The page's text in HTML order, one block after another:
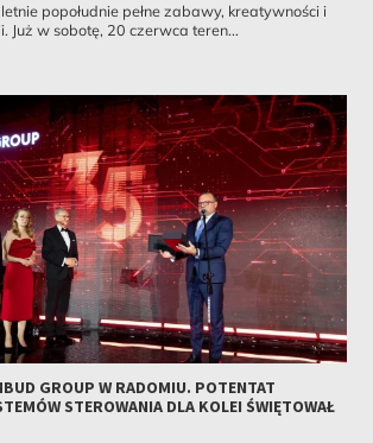
popołudnie pełne zabawy, kreatywności i
Już w sobotę, 20 czerwca teren...
GROUP W RADOMIU. POTENTAT
STEROWANIA DLA KOLEI ŚWIĘTOWAŁ